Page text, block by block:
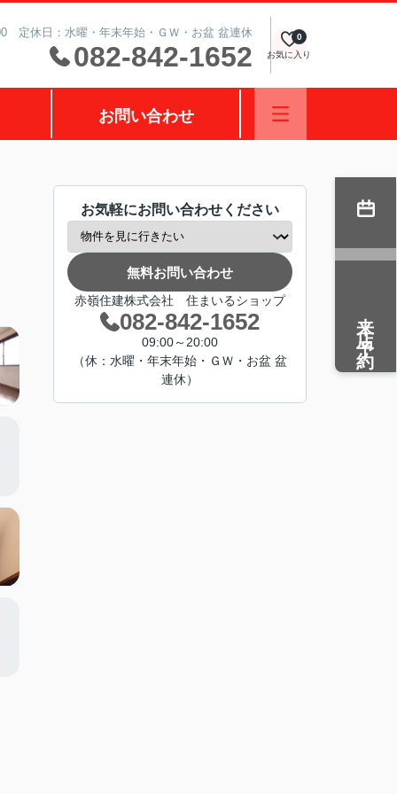
定休日：水曜・年末年始・ＧＷ・お盆 盆連休
082-842-1652 お気に入り
0
お問い合わせ
お気軽にお問い合わせください
無料お問い合わせ
赤嶺住建株式会社 住まいるショップ
082-842-1652
09:00～20:00
（休：水曜・年末年始・ＧＷ・お盆 盆
連休）
来店予約